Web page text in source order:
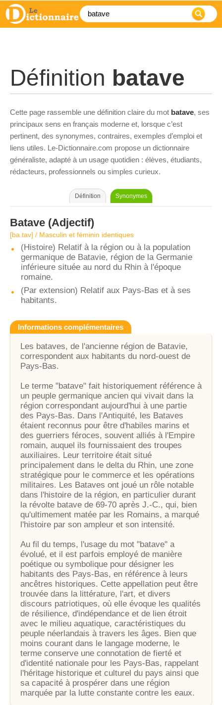
Définition batave
Cette page rassemble une définition claire du mot batave, ses
principaux sens en français moderne et, lorsque c’est
pertinent, des synonymes, contraires, exemples d’emploi et
liens utiles. Le-Dictionnaire.com propose un dictionnaire
généraliste, adapté à un usage quotidien : élèves, étudiants,
rédacteurs, professionnels ou simples curieux.
Définition Synonymes
Batave (Adjectif)
[ba.tav] / Masculin et féminin identiques
(Histoire) Relatif à la région ou à la population
germanique de Batavie, région de la Germanie
inférieure située au nord du Rhin à l'époque
romaine.
(Par extension) Relatif aux Pays-Bas et à ses
habitants.
Informations complémentaires
Les bataves, de l'ancienne région de Batavie,
correspondent aux habitants du nord-ouest de
Pays-Bas.
Le terme "batave" fait historiquement référence à
un peuple germanique ancien qui vivait dans la
région correspondant aujourd'hui à une partie
des Pays-Bas. Dans l'Antiquité, les Bataves
étaient reconnus pour être d'habiles marins et
des guerriers féroces, souvent alliés à l'Empire
romain, auquel ils fournissaient des troupes
auxiliaires. Leur territoire était situé
principalement dans le delta du Rhin, une zone
stratégique pour le commerce et les opérations
militaires. Les Bataves ont joué un rôle notable
dans l'histoire de la région, en particulier durant
la révolte batave de 69-70 après J.-C., qui, bien
qu'ultimement matée par les Romains, a marqué
l'histoire par son ampleur et son intensité.
Au fil du temps, l'usage du mot "batave" a
évolué, et il est parfois employé de manière
poétique ou symbolique pour désigner les
habitants des Pays-Bas, en référence à leurs
ancêtres historiques. Cette appellation peut être
trouvée dans la littérature, l'art, et divers
discours patriotiques, où elle évoque les qualités
de résilience, d'indépendance et de lien étroit
avec le milieu aquatique, caractéristiques du
peuple néerlandais à travers les âges. Bien que
moins courant dans le langage moderne, le
terme conserve une connotation de fierté et
d'identité nationale pour les Pays-Bas, rappelant
l'héritage historique et culturel du pays ainsi que
sa capacité à prospérer dans une région
marquée par la lutte constante contre les eaux.